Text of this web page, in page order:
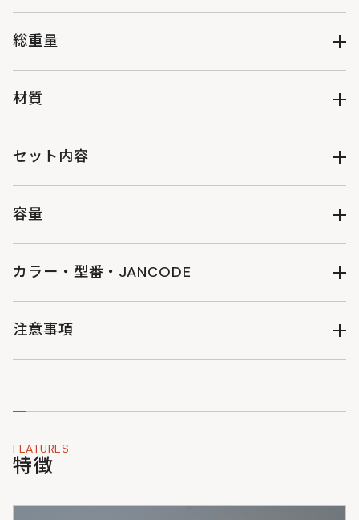
（約）W30（上辺）W21.5（下辺）×D13cm×H21cm
（約）W27（上辺）W19（下辺）×D11cm×H17cm
総重量
（約）250g
材質
アウター： 600Dポリエステル（撥水加工）
テープ：ポリエステル
インナー：PEVA
セット内容
製品本体
容量
（約）3L
カラー・型番・JANCODE
タン : BA224-TN : 4582708769848
イエロー : BA224-YL : 4582708769855
注意事項
・製品改良のため予告なくデザイン・仕様を変更する場合があ
明の当たり具合などにより、実物の色味と異なって見えること
がございます。
FEATURES
特徴